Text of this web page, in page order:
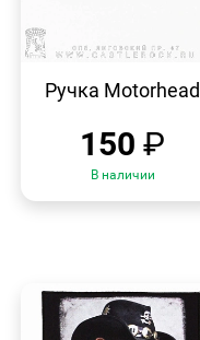
ПРОСМОТР
Ручка Motorhead
150 ₽
В наличии